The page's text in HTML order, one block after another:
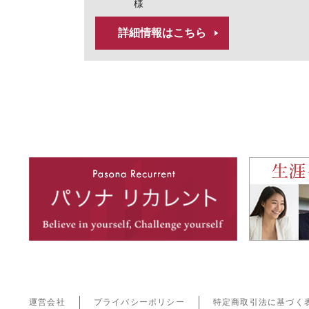
様
詳細情報はこちら
運営会社 プライバシーポリシー 特定商取引法に基づく